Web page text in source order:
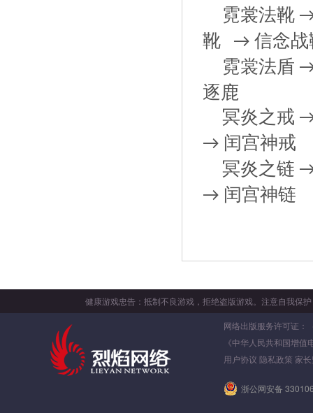
霓裳法靴
靴 → 信念战
霓裳法盾
逐鹿
冥炎之戒
→ 闰宫神戒
冥炎之链
→ 闰宫神链
健康游戏忠告：抵制不良游戏，拒绝盗版游戏。注意自我保
网络出版服务许可证：
《中华人民共和国增
用户协议 隐私政策 家
浙公网安备